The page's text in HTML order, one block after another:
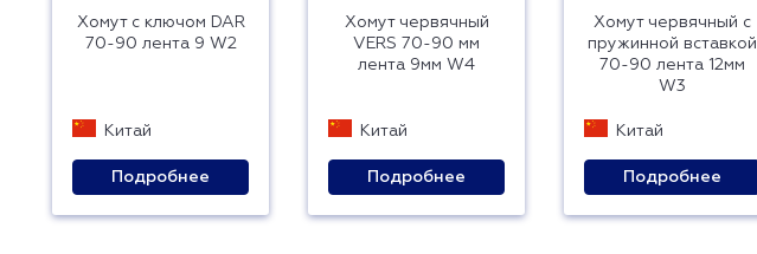
Хомут с ключом DAR
70-90 лента 9 W2
Китай
Подробнее
Хомут червячный
VERS 70-90 мм
лента 9мм W4
Китай
Подробнее
Хомут червячный с
пружинной вставкой
70-90 лента 12мм
W3
Китай
Подробнее